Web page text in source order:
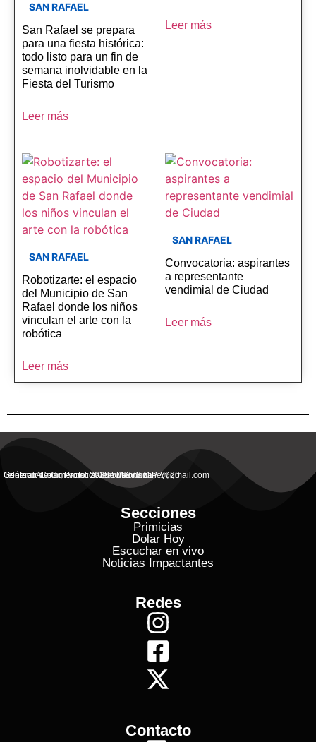
SAN RAFAEL
San Rafael se prepara
para una fiesta histórica:
todo listo para un fin de
semana inolvidable en la
Fiesta del Turismo
Leer más
Leer más
SAN RAFAEL
Robotizarte: el espacio
del Municipio de San
Rafael donde los niños
vinculan el arte con la
robótica
Leer más
SAN RAFAEL
Convocatoria: aspirantes
a representante
vendimial de Ciudad
Leer más
General Alvear, Provincial de Mendoza
Contacto Commercial: alvearvisionanline@gmail.com
Teléfono de Contacto: 2625 506273 C.P. 5620
Secciones
Primicias
Dolar Hoy
Escuchar en vivo
Noticias Impactantes
Redes
Contacto